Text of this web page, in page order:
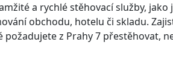
a rychlé stěhovací služby,
obchodu, hotelu či skladu.
požadujetez Prahy 7 přestěhovat,